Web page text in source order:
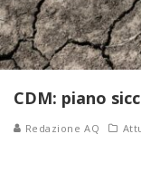
CDM: piano
Redazione AQ